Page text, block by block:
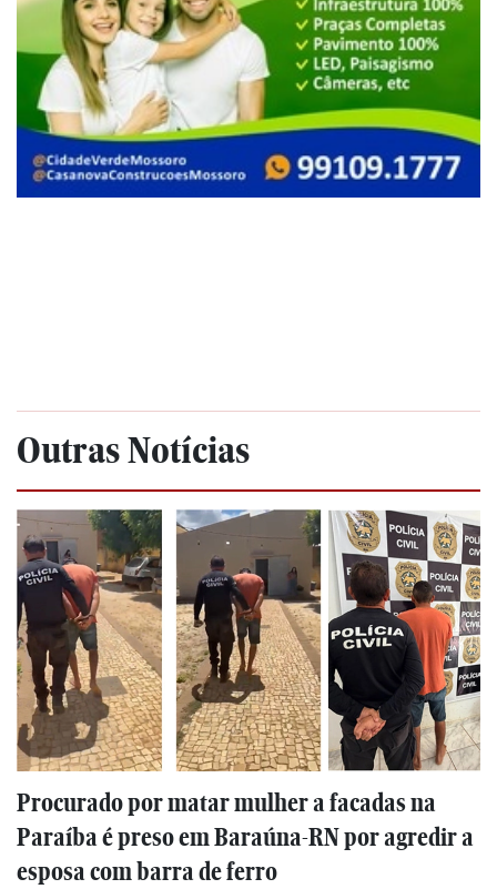
Outras Notícias
Procurado por matar mulher a facadas na
Paraíba é preso em Baraúna-RN por agredir a
esposa com barra de ferro